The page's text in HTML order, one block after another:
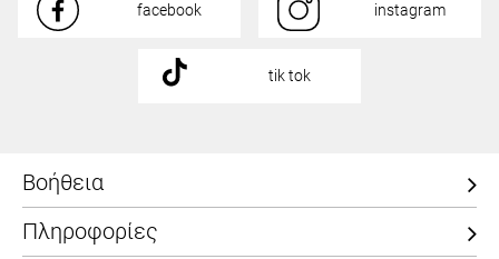
facebook instagram
tik tok
Βοήθεια
Πληροφορίες